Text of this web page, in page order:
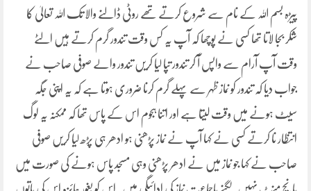
پیڑہ بسم اللہ کے نام سے شروع کرتے تھے روٹی ڈالنے والا تک اللہ تعالیٰ کا
شکر بجا لاتا تھا کسی نے پوچھا کہ آپ یہ کس وقت تندور گرم کرتے ہیں الٹے
وقت آپ آرام سے واپس آ کر تندور تپا لیا کریں تندور والے صوفی صاحب نے
جواب دیا کہ تندور کو نماز ظہر سے پہلے گرم کرنا ضروری ہوتا ہے کہ یہ اپنی جگہ
سیٹ ہونے میں وقت لیتا ہے اور اتنا ہجوم اس کے پاس تھا کہ ممکنہ یہ لوگ
انتظار نا کرتے کسی نے کہا آپ نے نماز پڑھنی ہو ادھر ہی پڑھ لیا کریں صوفی
صاحب نے کہا جو نماز میں نے ادھر پڑھنی وہی مسجد پاس ہونے کی صورت میں